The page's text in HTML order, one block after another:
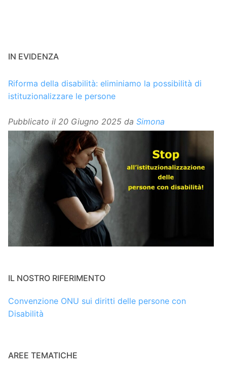
IN EVIDENZA
Riforma della disabilità: eliminiamo la possibilità di
istituzionalizzare le persone
Pubblicato il 20 Giugno 2025 da Simona
IL NOSTRO RIFERIMENTO
Convenzione ONU sui diritti delle persone con
Disabilità
AREE TEMATICHE